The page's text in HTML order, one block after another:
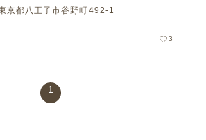
京都八王子市谷野町492-1
3
1